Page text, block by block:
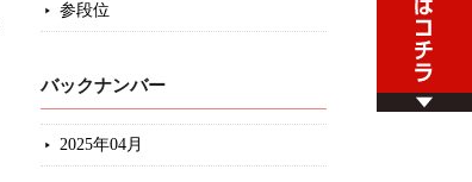
参段位
バックナンバー
2025年04月